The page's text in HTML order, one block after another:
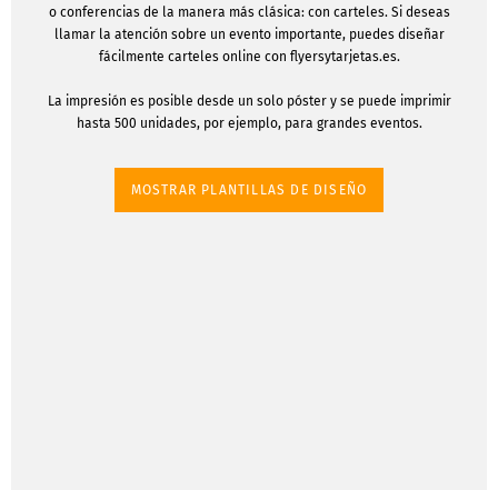
o conferencias de la manera más clásica: con carteles. Si deseas
llamar la atención sobre un evento importante, puedes diseñar
fácilmente carteles online con flyersytarjetas.es.
La impresión es posible desde un solo póster y se puede imprimir
hasta 500 unidades, por ejemplo, para grandes eventos.
MOSTRAR PLANTILLAS DE DISEÑO